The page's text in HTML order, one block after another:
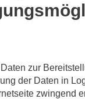
zur
der Daten in
zwingend